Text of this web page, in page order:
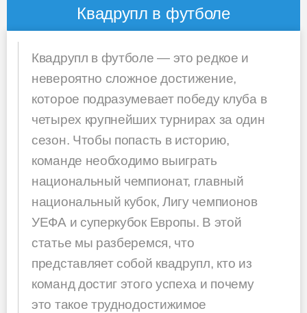
Квадрупл в футболе
Квадрупл в футболе — это редкое и
невероятно сложное достижение,
которое подразумевает победу клуба в
четырех крупнейших турнирах за один
сезон. Чтобы попасть в историю,
команде необходимо выиграть
национальный чемпионат, главный
национальный кубок, Лигу чемпионов
УЕФА и суперкубок Европы. В этой
статье мы разберемся, что
представляет собой квадрупл, кто из
команд достиг этого успеха и почему
это такое труднодостижимое